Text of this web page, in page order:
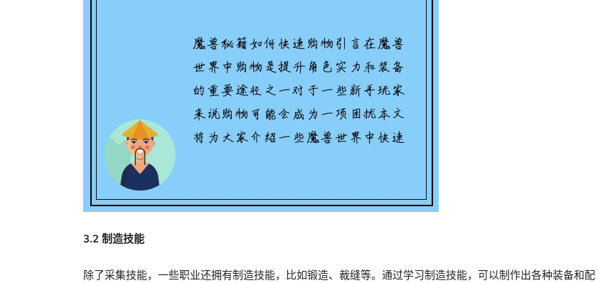
3.2 制造技能
除了采集技能，一些职业还拥有制造技能，比如锻造、裁缝等。通过学习制造技能，可以制作出各种装备和配